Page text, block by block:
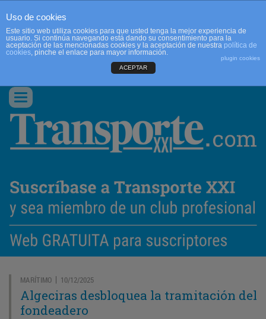
CONTACTO
Conmutar
navegación
MARÍTIMO | 10/12/2025
Algeciras desbloquea la tramitación del
fondeadero
Uso de cookies
Este sitio web utiliza cookies para que usted tenga la mejor experiencia de
usuario. Si continúa navegando está dando su consentimiento para la
aceptación de las mencionadas cookies y la aceptación de nuestra política de
cookies, pinche el enlace para mayor información.
plugin cookies
ACEPTAR